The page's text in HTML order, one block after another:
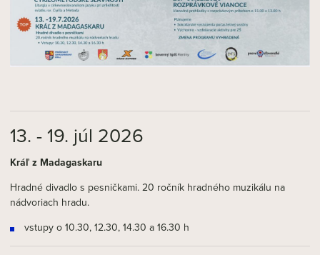
13. - 19. júl 2026
Kráľ z Madagaskaru
Hradné divadlo s pesničkami. 20 ročník hradného muzikálu na
nádvoriach hradu.
vstupy o 10.30, 12.30, 14.30 a 16.30 h